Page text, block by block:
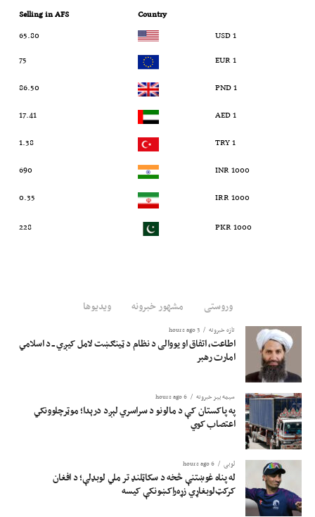
Country
Selling in AFS
1 USD
65.80
1 EUR
75
1 PND
86.50
1 AED
17.41
1 TRY
1.38
1000 INR
690
1000 IRR
0.35
1000 PKR
228
وروستی مشهور خبرونه ویدیوها
تازه خبرونه 3 hours ago
اطاعت، اتفاق او یووالی د نظام د ټینګښت لامل کیږي ــ د اسلامي
امارت رهبر
سیمه ییز خبرونه 6 hours ago
په پاکستان کې د مالونو د سراسري لېږد درېدا؛ موټرچلوونکي
اعتصاب کوي
لوبی 6 hours ago
له پناه غوښتنې څخه د سکاټلنډ تر ملي لوبډلې؛ د افغان
کرکټ‌لوبغاړي زړه‌راکښونکې کیسه